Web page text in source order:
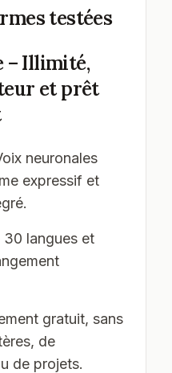
testées
– Illimité,
et prêt
neuronales
expressif et
30 langues et
gratuit, sans
de
de projets.